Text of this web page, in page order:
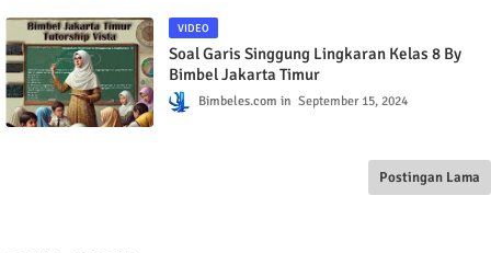
VIDEO
Soal Garis Singgung Lingkaran Kelas 8 By
Bimbel Jakarta Timur
Bimbeles.com September 15, 2024
Postingan Lama